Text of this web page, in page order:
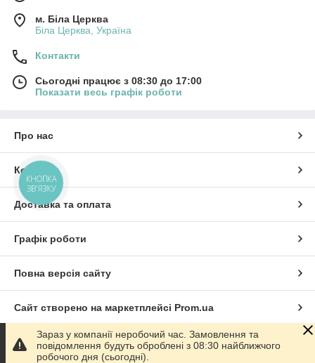
м. Біла Церква
Біла Церква, Україна
Контакти
Сьогодні працює з 08:30 до 17:00
Показати весь графік роботи
Про нас
Контакти
Доставка та оплата
Графік роботи
Повна версія сайту
Сайт створено на маркетплейсі Prom.ua
Політика конфіденційності
Зараз у компанії неробочий час. Замовлення та
повідомлення будуть оброблені з 08:30 найближчого
робочого дня (сьогодні).
КНОПКА
ЗВ'ЯЗКУ